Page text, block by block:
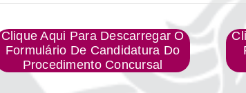
Clique Aqui Para Descarregar O
Formulário De Candidatura Do
Procedimento Concursal